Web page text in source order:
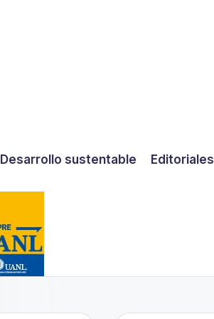
Desarrollo sustentable Editoriales